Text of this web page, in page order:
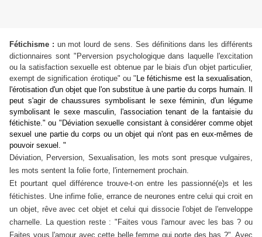
Fétichisme : un mot lourd de sens. Ses définitions dans les différents
dictionnaires sont "Perversion psychologique dans laquelle l'excitation
ou la satisfaction sexuelle est obtenue par le biais d'un objet particulier,
exempt de signification érotique" ou " Le fétichisme est la sexualisation,
l'érotisation d'un objet que l'on substitue à une partie du corps humain. Il
peut s'agir de chaussures symbolisant le sexe féminin, d'un légume
symbolisant le sexe masculin, l'association tenant de la fantaisie du
fétichiste." ou " Déviation sexuelle consistant à considérer comme objet
sexuel une partie du corps ou un objetqui n'ont pas en eux-mêmes de
pouvoir sexuel. "
Déviation, Perversion, Sexualisation, les mots sont presque vulgaires,
les mots sentent la folie forte, l'internement prochain.
Et pourtant quel différence trouve-t-on entre les passionné(e)s et les
fétichistes. Une infime folie, errance de neurones entre celui qui croit en
un objet, rêve avec cet objet et celui qui dissocie l'objet de l'enveloppe
charnelle. La question reste : "Faites vous l'amour avec les bas ? ou
Faites vous l'amour avec cette belle femme qui porte des bas ?". Avec